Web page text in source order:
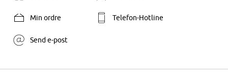
Min ordre Telefon-Hotline
Send e-post